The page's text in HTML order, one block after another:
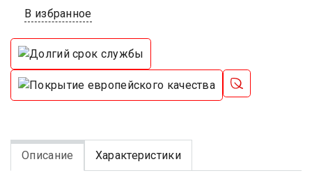
В избранное
Описание Характеристики